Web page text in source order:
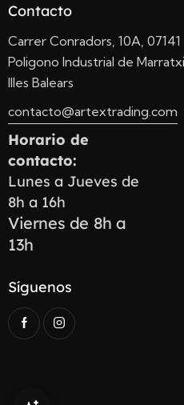
Contacto
Carrer Conradors, 10A, 07141
Poligono Industrial de
Illes Balears
contacto@artextrading.com
Horario de
contacto:
Lunes a Jueves de
8h a 16h
Viernes de 8h a
13h
Síguenos
Antes de iniciar la conversación, por